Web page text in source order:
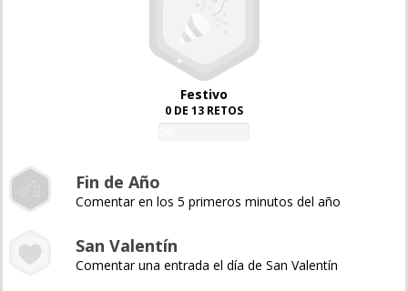
Festivo
0 DE 13 RETOS
Fin de Año
Comentar en los 5 primeros minutos del año
San Valentín
Comentar una entrada el día de San Valentín